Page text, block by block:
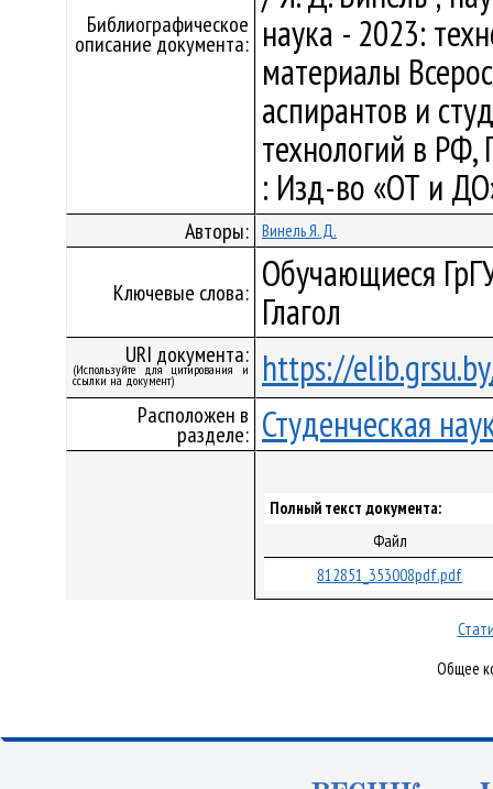
Библиографическое
описание документа: наука - 2023:
материалы
аспирантов и
технологий в
: Изд-во «ОТ и
Авторы: Винель Я. Д.
Ключевые слова: Обучающиеся
Глагол
URI документа:
(Используйте для цитирования и
ссылки на документ) https://
Расположен в
разделе: Студенческая
Полный текст документа:
Файл
812851_353008pdf.pdf
Общее